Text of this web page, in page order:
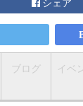
ブログ イベ